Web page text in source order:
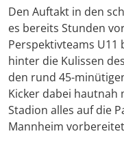
Den Auftakt in den
es bereits Stunden
Perspektivteams U11
hinter die Kulissen
den rund 45-
Kicker dabei hautnah
Stadion alles auf die
Mannheim